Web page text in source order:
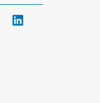
Instagram